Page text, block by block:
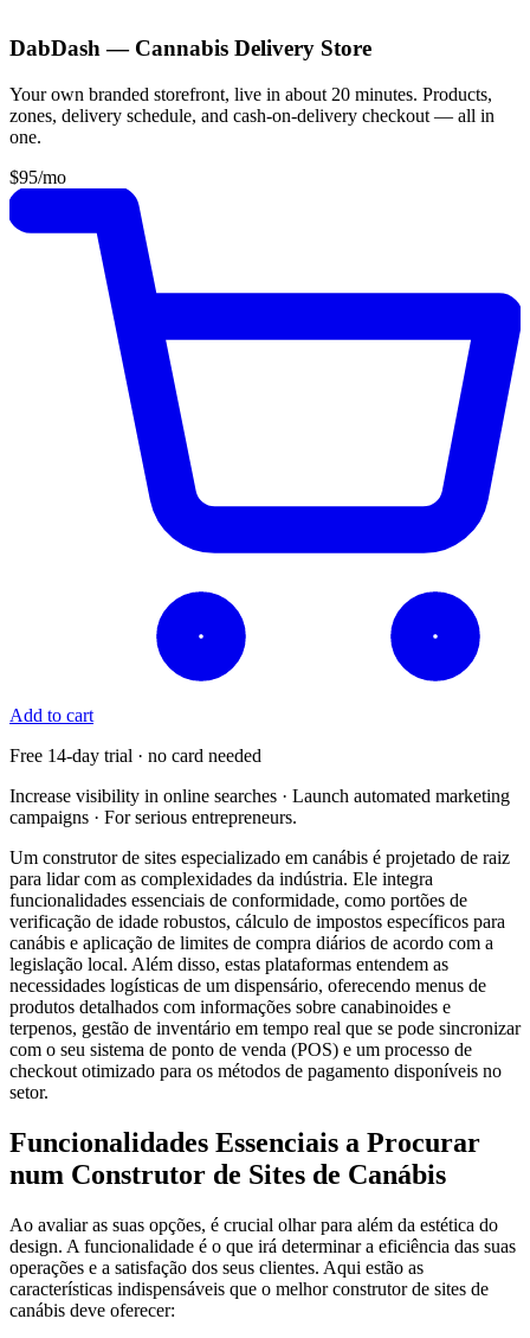
DabDash — Cannabis Delivery Store
Your own branded storefront, live in about 20 minutes. Products,
zones, delivery schedule, and cash-on-delivery checkout — all in
one.
$95/mo
Add to cart
Free 14-day trial · no card needed
Increase visibility in online searches · Launch automated marketing
campaigns · For serious entrepreneurs.
Um construtor de sites especializado em canábis é projetado de raiz
para lidar com as complexidades da indústria. Ele integra
funcionalidades essenciais de conformidade, como portões de
verificação de idade robustos, cálculo de impostos específicos para
canábis e aplicação de limites de compra diários de acordo com a
legislação local. Além disso, estas plataformas entendem as
necessidades logísticas de um dispensário, oferecendo menus de
produtos detalhados com informações sobre canabinoides e
terpenos, gestão de inventário em tempo real que se pode sincronizar
com o seu sistema de ponto de venda (POS) e um processo de
checkout otimizado para os métodos de pagamento disponíveis no
setor.
Funcionalidades Essenciais a Procurar
num Construtor de Sites de Canábis
Ao avaliar as suas opções, é crucial olhar para além da estética do
design. A funcionalidade é o que irá determinar a eficiência das suas
operações e a satisfação dos seus clientes. Aqui estão as
características indispensáveis que o melhor construtor de sites de
canábis deve oferecer: